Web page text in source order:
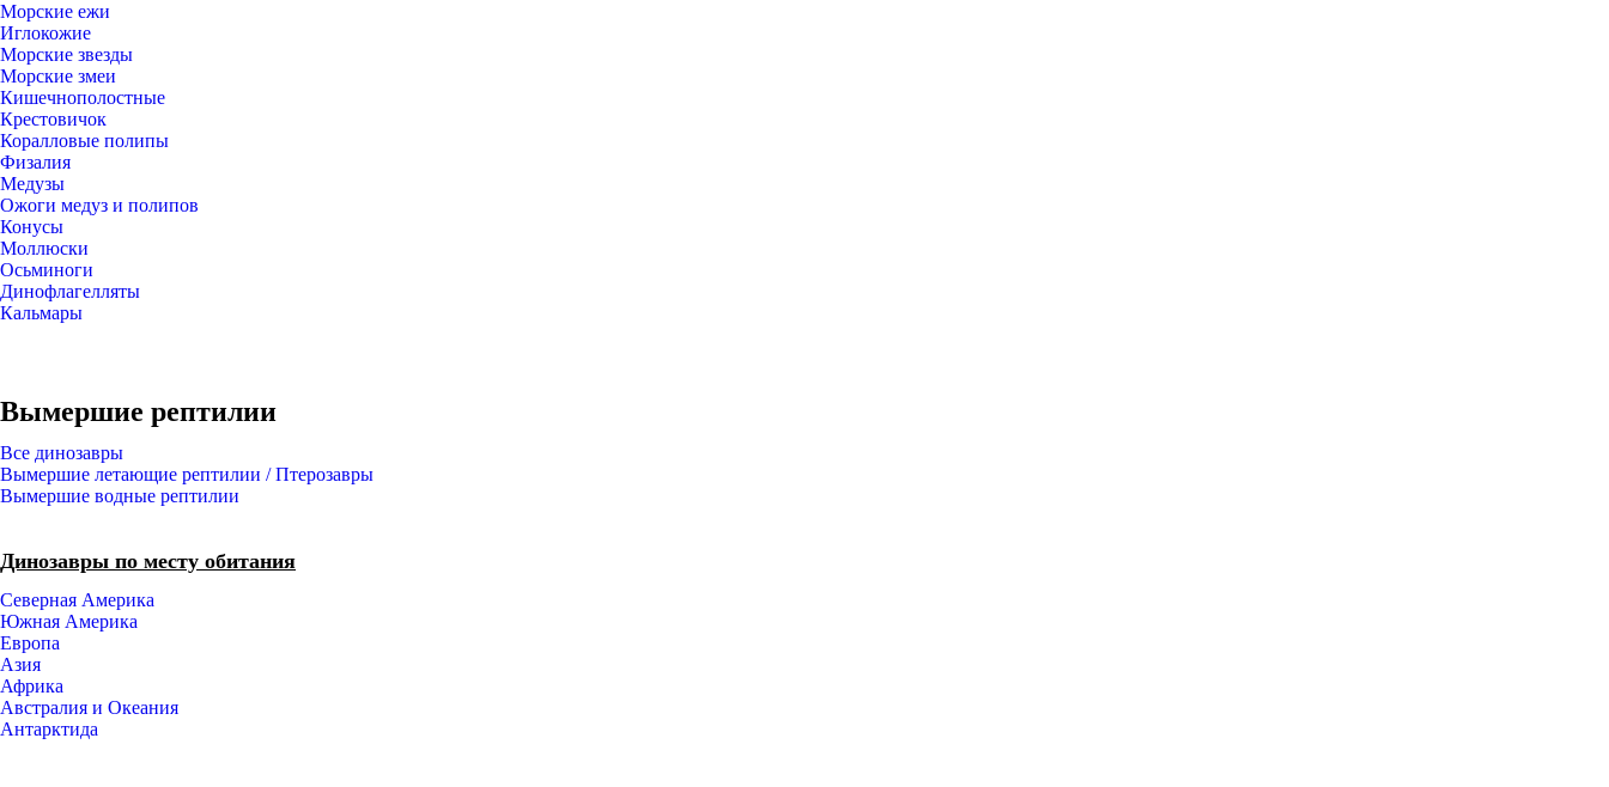
Морские ежи
Иглокожие
Морские звезды
Морские змеи
Кишечнополостные
Крестовичок
Коралловые полипы
Физалия
Медузы
Ожоги медуз и полипов
Конусы
Моллюски
Осьминоги
Динофлагелляты
Кальмары
Вымершие рептилии
Все динозавры
Вымершие летающие рептилии / Птерозавры
Вымершие водные рептилии
Динозавры по месту обитания
Северная Америка
Южная Америка
Европа
Азия
Африка
Австралия и Океания
Антарктида